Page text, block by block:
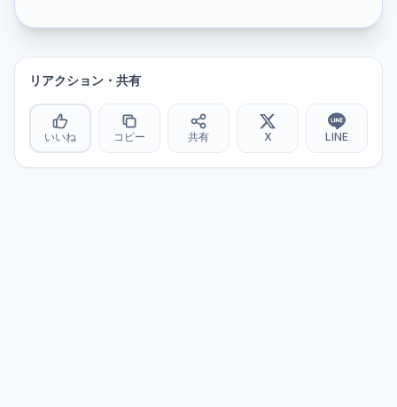
リアクション・共有
いいね コピー 共有 X LINE